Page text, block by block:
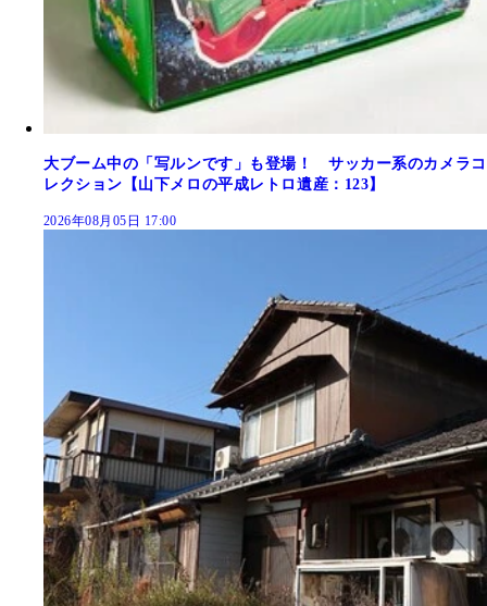
大ブーム中の「写ルンです」も登場！ サッカー系のカメラコ
レクション【山下メロの平成レトロ遺産：123】
2026年08月05日 17:00